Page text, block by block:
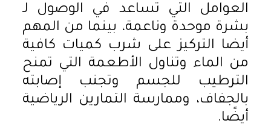
العوامل التي تساعد في الوصول لـ
بشرة موحدة وناعمة، بينما من المهم
أيضا التركيز على شرب كميات كافية
من الماء وتناول الأطعمة التي تمنح
الترطيب للجسم وتجنب إصابته
بالجفاف، وممارسة التمارين الرياضية
أيضًا.